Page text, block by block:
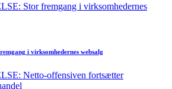
i virksomhedernes websalg